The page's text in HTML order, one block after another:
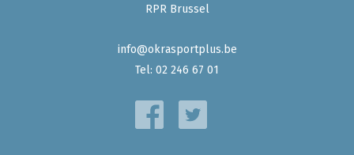
RPR Brussel
info@okrasportplus.be
Tel: 02 246 67 01